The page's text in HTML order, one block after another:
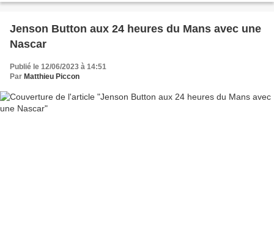
Jenson Button aux 24 heures du Mans avec une
Nascar
Publié le 12/06/2023 à 14:51
Par Matthieu Piccon